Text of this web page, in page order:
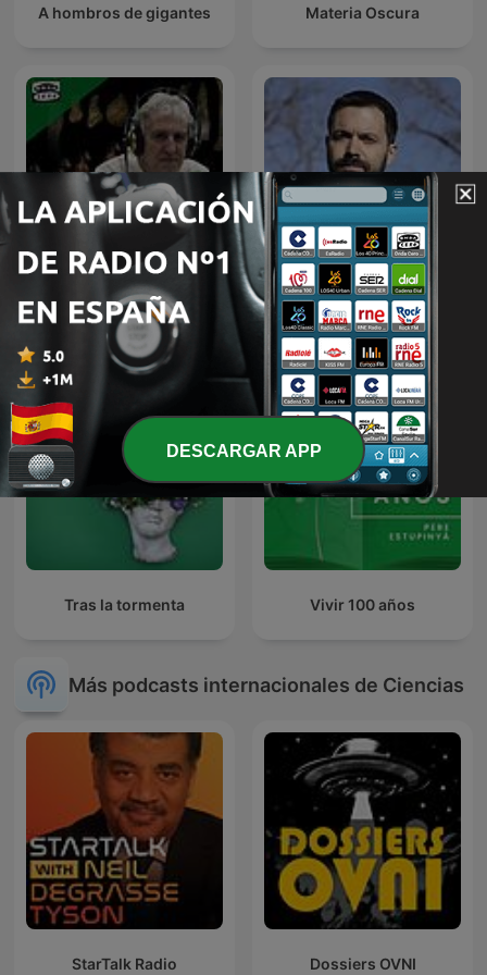
A hombros de gigantes Materia Oscura
Master Class con Juan
Luis Arsuaga
Podcast de Juan Ramón
Rallo
Tras la tormenta Vivir 100 años
Más podcasts internacionales de Ciencias
StarTalk Radio Dossiers OVNI
DESCARGAR APP